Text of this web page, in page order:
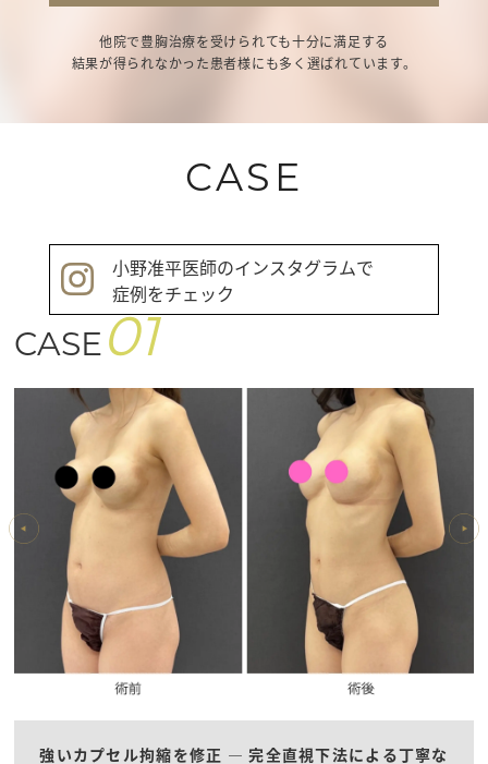
他院で豊胸治療を受けられても十分に満足する
結果が得られなかった患者様にも多く選ばれています。
CASE
小野准平医師のインスタグラムで
症例をチェック
CASE 01
強いカプセル拘縮を修正 ― 完全直視下法による丁寧な